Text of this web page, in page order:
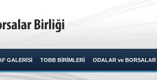
GALERİSİ TOBB BİRİMLERİ ODALAR ve BORSALAR